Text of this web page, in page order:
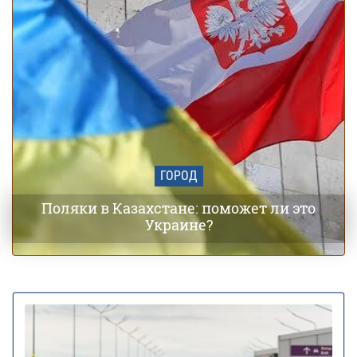
ГОРОД
Поляки в Казахстане: поможет ли это
Украине?